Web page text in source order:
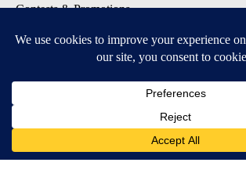
Contests & Promotions
DOWNLOAD OUR APPS
Available for iOS and Android